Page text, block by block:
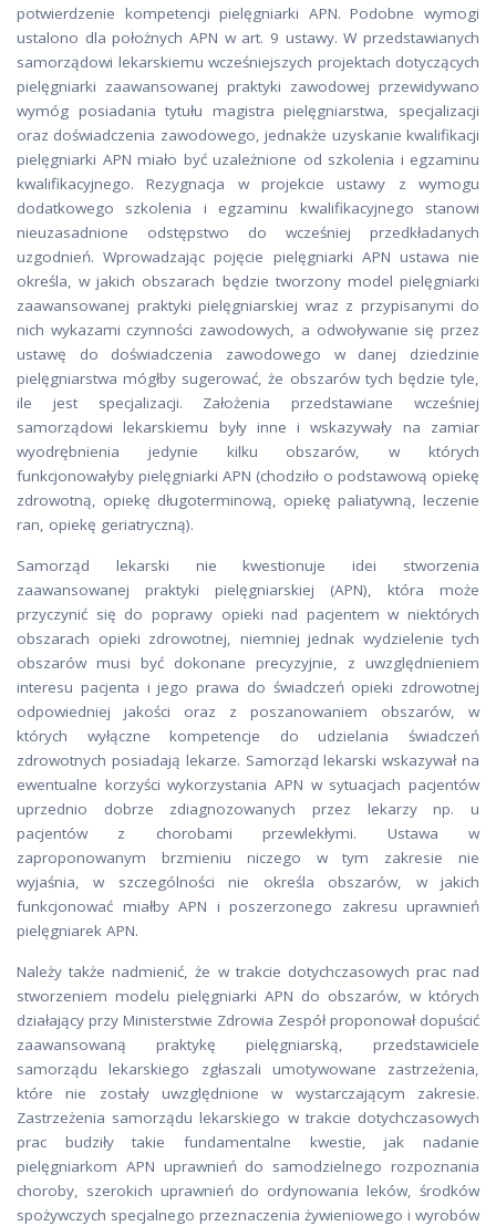
potwierdzenie kompetencji pielęgniarki APN. Podobne wymogi
ustalono dla położnych APN w art. 9 ustawy. W przedstawianych
samorządowi lekarskiemu wcześniejszych projektach dotyczących
pielęgniarki zaawansowanej praktyki zawodowej przewidywano
wymóg posiadania tytułu magistra pielęgniarstwa, specjalizacji
oraz doświadczenia zawodowego, jednakże uzyskanie kwalifikacji
pielęgniarki APN miało być uzależnione od szkolenia i egzaminu
kwalifikacyjnego. Rezygnacja w projekcie ustawy z wymogu
dodatkowego szkolenia i egzaminu kwalifikacyjnego stanowi
nieuzasadnione odstępstwo do wcześniej przedkładanych
uzgodnień. Wprowadzając pojęcie pielęgniarki APN ustawa nie
określa, w jakich obszarach będzie tworzony model pielęgniarki
zaawansowanej praktyki pielęgniarskiej wraz z przypisanymi do
nich wykazami czynności zawodowych, a odwoływanie się przez
ustawę do doświadczenia zawodowego w danej dziedzinie
pielęgniarstwa mógłby sugerować, że obszarów tych będzie tyle,
ile jest specjalizacji. Założenia przedstawiane wcześniej
samorządowi lekarskiemu były inne i wskazywały na zamiar
wyodrębnienia jedynie kilku obszarów, w których
funkcjonowałyby pielęgniarki APN (chodziło o podstawową opiekę
zdrowotną, opiekę długoterminową, opiekę paliatywną, leczenie
ran, opiekę geriatryczną).
Samorząd lekarski nie kwestionuje idei stworzenia
zaawansowanej praktyki pielęgniarskiej (APN), która może
przyczynić się do poprawy opieki nad pacjentem w niektórych
obszarach opieki zdrowotnej, niemniej jednak wydzielenie tych
obszarów musi być dokonane precyzyjnie, z uwzględnieniem
interesu pacjenta i jego prawa do świadczeń opieki zdrowotnej
odpowiedniej jakości oraz z poszanowaniem obszarów, w
których wyłączne kompetencje do udzielania świadczeń
zdrowotnych posiadają lekarze. Samorząd lekarski wskazywał na
ewentualne korzyści wykorzystania APN w sytuacjach pacjentów
uprzednio dobrze zdiagnozowanych przez lekarzy np. u
pacjentów z chorobami przewlekłymi. Ustawa w
zaproponowanym brzmieniu niczego w tym zakresie nie
wyjaśnia, w szczególności nie określa obszarów, w jakich
funkcjonować miałby APN i poszerzonego zakresu uprawnień
pielęgniarek APN.
Należy także nadmienić, że w trakcie dotychczasowych prac nad
stworzeniem modelu pielęgniarki APN do obszarów, w których
działający przy Ministerstwie Zdrowia Zespół proponował dopuścić
zaawansowaną praktykę pielęgniarską, przedstawiciele
samorządu lekarskiego zgłaszali umotywowane zastrzeżenia,
które nie zostały uwzględnione w wystarczającym zakresie.
Zastrzeżenia samorządu lekarskiego w trakcie dotychczasowych
prac budziły takie fundamentalne kwestie, jak nadanie
pielęgniarkom APN uprawnień do samodzielnego rozpoznania
choroby, szerokich uprawnień do ordynowania leków, środków
spożywczych specjalnego przeznaczenia żywieniowego i wyrobów